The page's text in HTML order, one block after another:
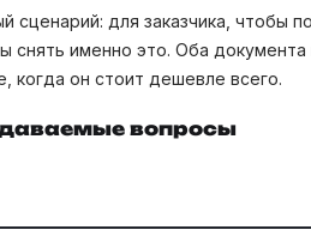
сценарий: для заказчика, чтобы
снять именно это. Оба
когда он стоит дешевле всего.
вопросы